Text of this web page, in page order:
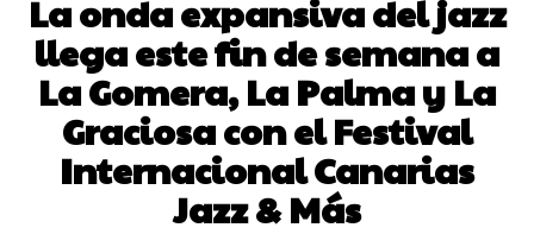
La onda expansiva del jazz
llega este fin de semana a
La Gomera, La Palma y La
Graciosa con el Festival
Internacional Canarias
Jazz & Más